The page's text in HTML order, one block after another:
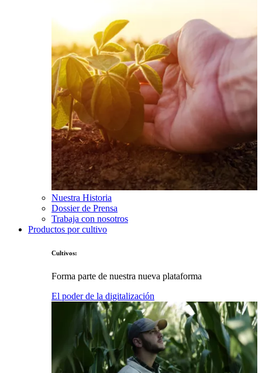
Nuestra Historia
Dossier de Prensa
Trabaja con nosotros
Productos por cultivo
Cultivos:
Forma parte de nuestra nueva plataforma
El poder de la digitalización